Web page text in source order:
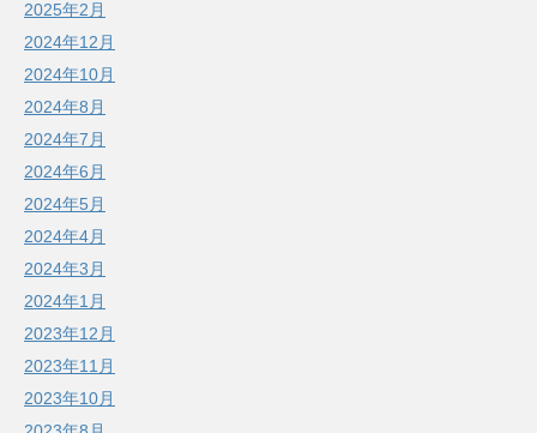
2025年2月
2024年12月
2024年10月
2024年8月
2024年7月
2024年6月
2024年5月
2024年4月
2024年3月
2024年1月
2023年12月
2023年11月
2023年10月